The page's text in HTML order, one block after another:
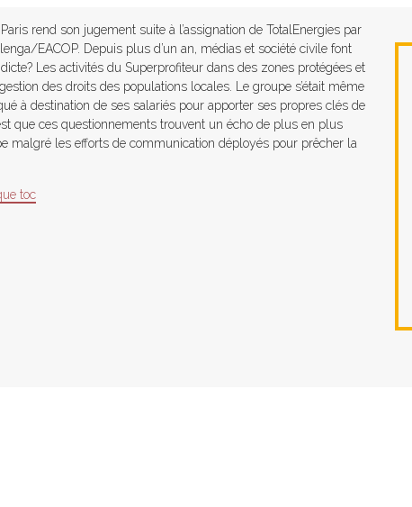
rend son jugement suite à l’assignation de TotalEnergies par
EACOP. Depuis plus d’un an, médias et société civile font
Les activités du Superprofiteur dans des zones protégées et
des droits des populations locales. Le groupe s’était même
à destination de ses salariés pour apporter ses propres clés de
que ces questionnements trouvent un écho de plus en plus
malgré les efforts de communication déployés pour prêcher la
toc